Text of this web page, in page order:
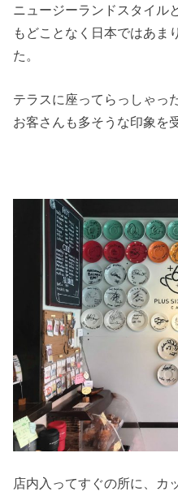
ニュージーランドスタイル
もどことなく日本ではあま
た。
テラスに座ってらっしゃっ
お客さんも多そうな印象を
店内入ってすぐの所に、カ